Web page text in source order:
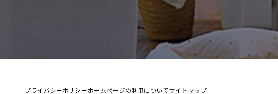
プライバシーポリシーホームページの利用について サイトマップ